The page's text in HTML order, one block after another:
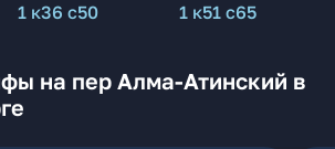
1 к36 с50
1 к51 с65
на пер Алма-Атинский в